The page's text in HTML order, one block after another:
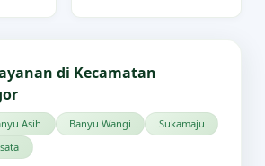
di Kecamatan
Asih Banyu Wangi
Sukamaju